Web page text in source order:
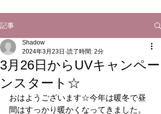
記事
3月26日からUVキャンペー
ンスタート☆
Shadow
2024年3月23日 読了時間: 2分
おはようございます☆今年は暖冬で昼
間はすっかり暖かくなってきました。